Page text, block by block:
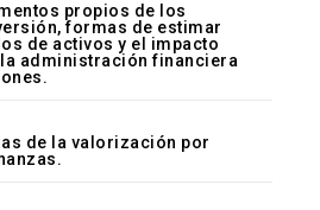
propios de los
formas de estimar
de activos y el impacto
la administración financiera
de la valorización por